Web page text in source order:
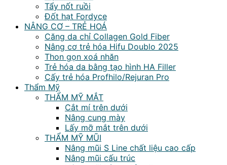
Tẩy nốt ruồi
Đốt hạt Fordyce
NÂNG CƠ – TRẺ HOÁ
Căng da chỉ Collagen Gold Fiber
Nâng cơ trẻ hóa Hifu Doublo 2025
Thon gọn xoá nhăn
Trẻ hóa da bằng tạo hình HA Filler
Cấy trẻ hóa Profhilo/Rejuran Pro
Thẩm Mỹ
THẨM MỸ MẮT
Cắt mí trên dưới
Nâng cung mày
Lấy mỡ mắt trên dưới
THẨM MỸ MŨI
Nâng mũi S Line chất liệu cao cấp
Nâng mũi cấu trúc